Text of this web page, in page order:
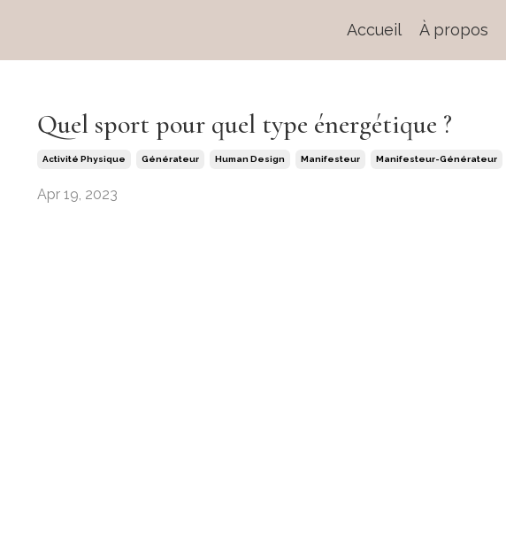
Accueil À propos
Quel sport pour quel type énergétique ?
Activité Physique Générateur Human Design Manifesteur Manifesteur-Générateur
Apr 19, 2023